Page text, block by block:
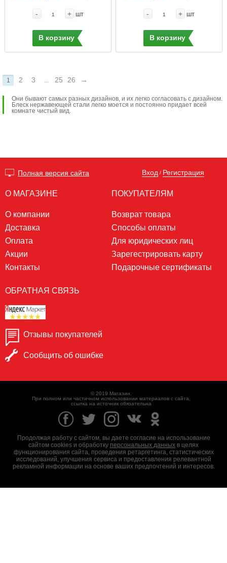
- + шт
В корзину
- + шт
В корзину
1 2 3 ... 25 26 →
Они бывают самых разных дизайнов, и их легко согласовать с дизайном.
Блеск нержавеющей стали легко моется и постоянно придает всей
комнате чистый вид.
Полная версия сайта Вход / Регистрация
О МАГАЗИНЕ
О компании
Доставка
Оплата
Акции
Контакты
ПОКУПАТЕЛЯМ
Возврат товара
Способы оплаты
Для юридических лиц
Зарегестрировать карту
Подарочные сертификаты
ОБРАТНАЯ СВЯЗЬ
Отзывы покупателей
Сообщить об ошибке
© 2019 Магазин.
При полном или частичном использовании материалов с сайта,
ссылка на источник обязательна
Продолжая работу с сайтом, вы даете согласие на использование
сайтом cookies и обработку персональных данных в целях
функционирования сайта, проведения ретаргетинга, статистических
исследований, улучшения сервиса и предоставления релевантной
рекламной информации на основе ваших предпочтений и интересов.